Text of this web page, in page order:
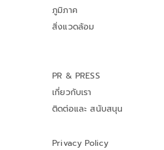
ภูมิภาค
สิ่งแวดล้อม
PR & PRESS
เกี่ยวกับเรา
ติดต่อและ สนับสนุน
Privacy Policy